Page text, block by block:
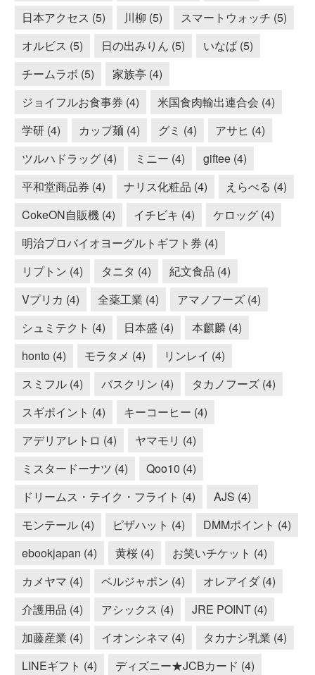
日本アクセス (5)
川柳 (5)
スマートウォッチ (5)
オルビス (5)
日の出みりん (5)
いなば (5)
チームラボ (5)
家族亭 (4)
ジョイフルお食事券 (4)
米国食肉輸出連合会 (4)
学研 (4)
カップ麺 (4) グミ (4)
アサヒ (4)
ツルハドラッグ (4)
ミニー (4)
giftee (4)
平和堂商品券 (4)
ナリス化粧品 (4)
えらべる (4)
CokeON自販機 (4)
イチビキ (4)
ケロッグ (4)
明治プロバイオヨーグルトギフト券 (4)
リプトン (4)
タニタ (4)
紀文食品 (4)
Vプリカ (4)
全薬工業 (4)
アマノフーズ (4)
シュミテクト (4)
日本盛 (4)
本麒麟 (4)
honto (4)
モラタメ (4)
リンレイ (4)
スミフル (4)
バスクリン (4)
タカノフーズ (4)
スギポイント (4)
キーコーヒー (4)
アデリアレトロ (4)
ヤマモリ (4)
ミスタードーナツ (4)
Qoo10 (4)
ドリームス・テイク・フライト (4)
AJS (4)
モンテール (4)
ピザハット (4)
DMMポイント (4)
ebookjapan (4)
黄桜 (4)
お笑いチケット (4)
カメヤマ (4)
ベルジャポン (4)
オレアイダ (4)
介護用品 (4)
アシックス (4)
JRE POINT (4)
加藤産業 (4)
イオンシネマ (4)
タカナシ乳業 (4)
LINEギフト (4)
ディズニー★JCBカード (4)